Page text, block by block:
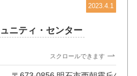
2023.4.1
ニティ・センター
スクロールできます